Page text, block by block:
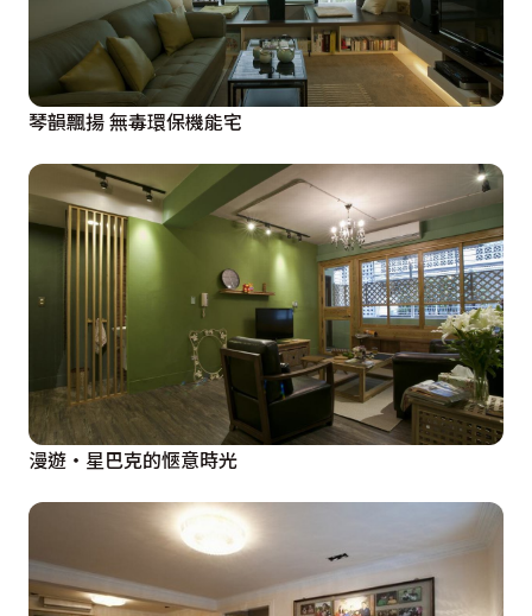
琴韻飄揚 無毒環保機能宅
漫遊・星巴克的愜意時光